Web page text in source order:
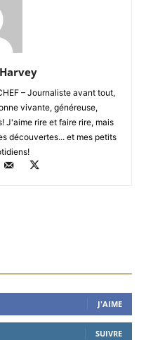
– Journaliste avant tout,
vivante, généreuse,
J'aime rire et faire rire, mais
découvertes... et mes petits
J'AIME
SUIVRE